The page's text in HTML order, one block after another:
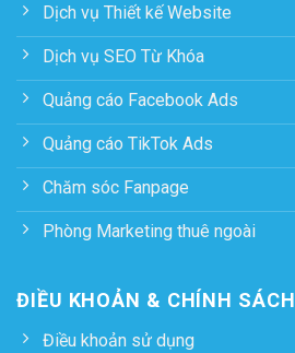
Dịch vụ Thiết kế Website
Dịch vụ SEO Từ Khóa
Quảng cáo Facebook Ads
Quảng cáo TikTok Ads
Chăm sóc Fanpage
Phòng Marketing thuê ngoài
ĐIỀU KHOẢN & CHÍNH SÁCH
Điều khoản sử dụng